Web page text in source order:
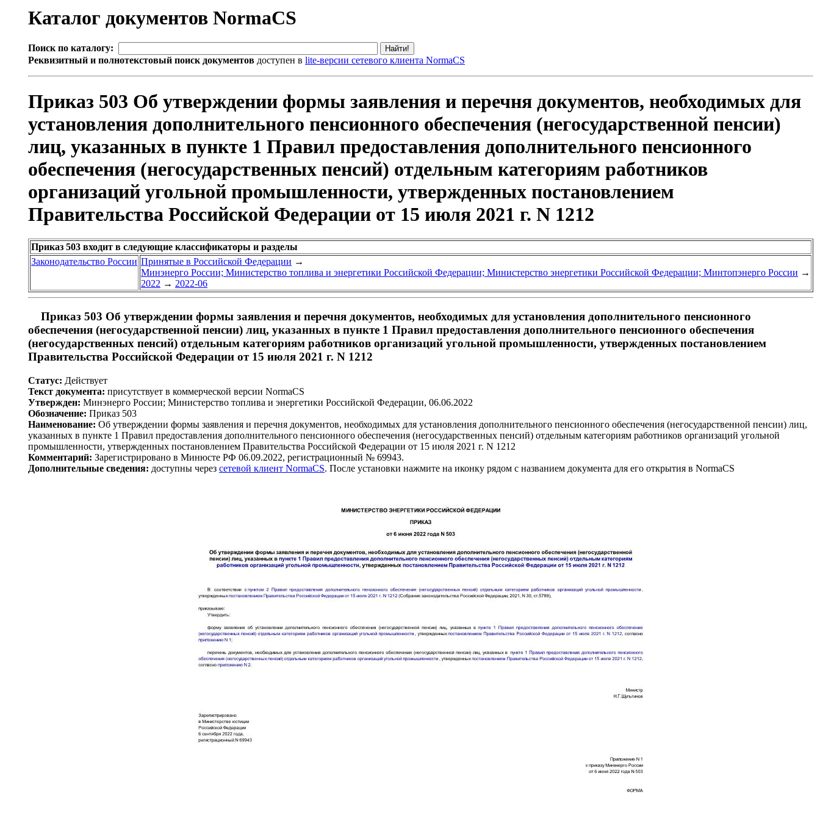
Каталог документов NormaCS
Поиск по каталогу:
Реквизитный и полнотекстовый поиск документов доступен в lite-версии сетевого клиента NormaCS
Приказ 503 Об утверждении формы заявления и перечня документов, необходимых для
установления дополнительного пенсионного обеспечения (негосударственной пенсии)
лиц, указанных в пункте 1 Правил предоставления дополнительного пенсионного
обеспечения (негосударственных пенсий) отдельным категориям работников
организаций угольной промышленности, утвержденных постановлением
Правительства Российской Федерации от 15 июля 2021 г. N 1212
Приказ 503 входит в следующие классификаторы и разделы
Законодательство России Принятые в Российской Федерации →
Минэнерго России; Министерство топлива и энергетики Российской Федерации; Министерство энергетики Российской Федерации; Минтопэнерго России →
2022 → 2022-06
Приказ 503 Об утверждении формы заявления и перечня документов, необходимых для установления дополнительного пенсионного
обеспечения (негосударственной пенсии) лиц, указанных в пункте 1 Правил предоставления дополнительного пенсионного обеспечения
(негосударственных пенсий) отдельным категориям работников организаций угольной промышленности, утвержденных постановлением
Правительства Российской Федерации от 15 июля 2021 г. N 1212
Статус: Действует
Текст документа: присутствует в коммерческой версии NormaCS
Утвержден: Минэнерго России; Министерство топлива и энергетики Российской Федерации, 06.06.2022
Обозначение: Приказ 503
Наименование: Об утверждении формы заявления и перечня документов, необходимых для установления дополнительного пенсионного обеспечения (негосударственной пенсии) лиц,
указанных в пункте 1 Правил предоставления дополнительного пенсионного обеспечения (негосударственных пенсий) отдельным категориям работников организаций угольной
промышленности, утвержденных постановлением Правительства Российской Федерации от 15 июля 2021 г. N 1212
Комментарий: Зарегистрировано в Минюсте РФ 06.09.2022, регистрационный № 69943.
Дополнительные сведения: доступны через сетевой клиент NormaCS. После установки нажмите на иконку рядом с названием документа для его открытия в NormaCS